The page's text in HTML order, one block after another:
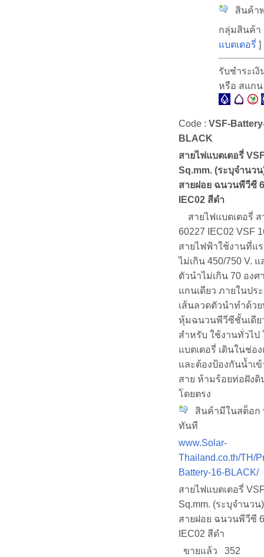
สินค้าพ
กลุ่มสินค้า
แบตเตอรี่ ]
รับชำระเ
หรือ สแกน
Code : VSF-
BLACK
สายไฟแบตเตอรี่
Sq.mm. (ระบุจำนว
สายฝอย ฉนวนพีวีซี
IEC02 สีดำ
สายไฟแบตเตอรี่ ส
60227 IEC02 VSF
สายไฟฟ้าใช้งานที่แ
ไม่เกิน 450/750 V.
ตัวนำไม่เกิน 70 องศ
แกนเดียว ภายในปร
เส้นลวดตัวนำทำด้ว
หุ้มฉนวนพีวีซีชั้นเดีย
สำหรับ ใช้งานทั่วไป
แบตเตอรี่ เดินในช่อ
และต้องป้องกันน้ำเข้
สาย ห้ามร้อยท่อฝังดิ
โดยตรง
สินค้ามีในสต็อก
ทันที
www.Solar-
Thailand.co.th/TH/
Battery-16-BLACK/
สายไฟแบตเตอรี่
Sq.mm. (ระบุจำนว
สายฝอย ฉนวนพีวีซี
IEC02 สีดำ
ขายแล้ว 352